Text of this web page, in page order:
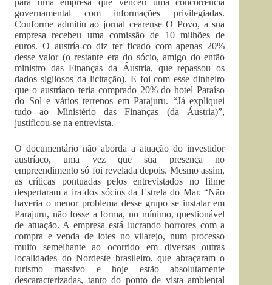
para uma empresa que venceu uma concorrência
governamental com informações privilegiadas.
Conforme admitiu ao jornal cearense O Povo, a sua
empresa recebeu uma comissão de 10 milhões de
euros. O austría-co diz ter ficado com apenas 20%
desse valor (o restante era do sócio, amigo do então
ministro das Finanças da Áustria, que repassou os
dados sigilosos da licitação). E foi com esse dinheiro
que o austríaco teria comprado 20% do hotel Paraíso
do Sol e vários terrenos em Parajuru. “Já expliquei
tudo ao Ministério das Finanças (da Áustria)”,
justificou-se na entrevista.
O documentário não aborda a atuação do investidor
austríaco, uma vez que sua presença no
empreendimento só foi revelada depois. Mesmo assim,
as críticas pontuadas pelos entrevistados no filme
despertaram a ira dos sócios da Estrela do Mar. “Não
haveria o menor problema desse grupo se instalar em
Parajuru, não fosse a forma, no mínimo, questionável
de atuação. A empresa está lucrando horrores com a
compra e venda de lotes no vilarejo, num processo
muito semelhante ao ocorrido em diversas outras
localidades do Nordeste brasileiro, que abraçaram o
turismo massivo e hoje estão absolutamente
descaracterizadas, tanto do ponto de vista ambiental